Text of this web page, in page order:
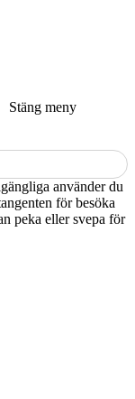
Stäng meny
använder du
för besöka
peka eller svepa för